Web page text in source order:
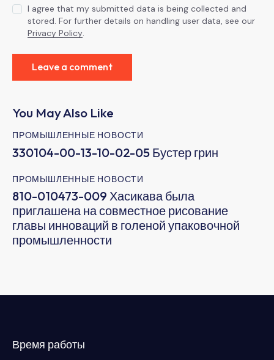
I agree that my submitted data is being collected and
stored. For further details on handling user data, see our
Privacy Policy.
You May Also Like
ПРОМЫШЛЕННЫЕ НОВОСТИ
330104-00-13-10-02-05 Бустер грин
ПРОМЫШЛЕННЫЕ НОВОСТИ
810-010473-009 Хасикава была
приглашена на совместное рисование
главы инноваций в голеной упаковочной
промышленности
Время работы